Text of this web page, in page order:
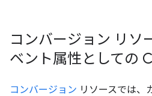
コンバージョン リソ
ベント属性としての
コンバージョン リソースでは、